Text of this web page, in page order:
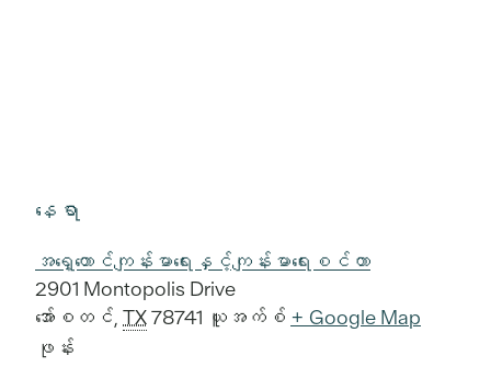
နေရာ
အရှေ့တောင်ကျန်းမာရေးနှင့်ကျန်းမာရေးစင်တာ
2901 Montopolis Drive
အော်စတင်, TX78741 ယူအက်စ် + Google Map
ဖုန်း